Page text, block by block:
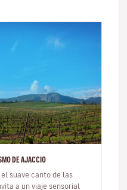
DE AJACCIO
suave canto de las
a un viaje sensorial